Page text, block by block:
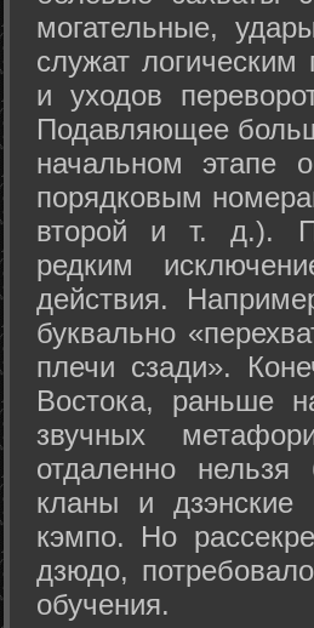
могательные,
служат
и уходов
Подавляющее
начальном этапе
порядковым
второй и т. д.).
редким
действия.
буквально
плечи сзади».
Востока, раньше
звучных
отдаленно
кланы и дзэнские
кэмпо. Но
дзюдо,
обучения.